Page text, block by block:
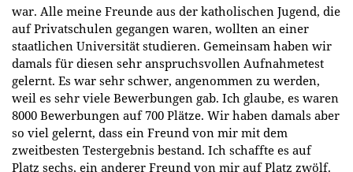
war. Alle meine Freunde aus der katholischen Jugend, die
auf Privatschulen gegangen waren, wollten an einer
staatlichen Universität studieren. Gemeinsam haben wir
damals für diesen sehr anspruchsvollen Aufnahmetest
gelernt. Es war sehr schwer, angenommen zu werden,
weil es sehr viele Bewerbungen gab. Ich glaube, es waren
8000 Bewerbungen auf 700 Plätze. Wir haben damals aber
so viel gelernt, dass ein Freund von mir mit dem
zweitbesten Testergebnis bestand. Ich schaffte es auf
Platz sechs, ein anderer Freund von mir auf Platz zwölf.